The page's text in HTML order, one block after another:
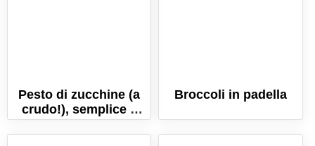
Pesto di zucchine (a
crudo!), semplice e
veloce!
Broccoli in padella